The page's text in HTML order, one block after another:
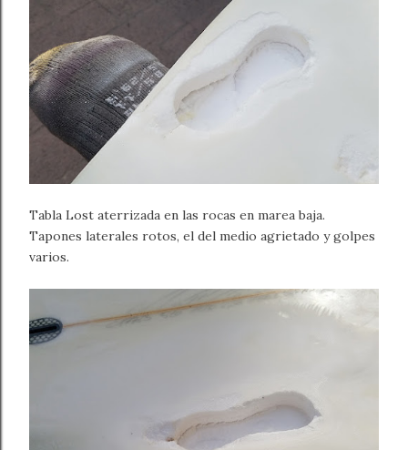
Tabla Lost aterrizada en las rocas en marea baja.
Tapones laterales rotos, el del medio agrietado y golpes
varios.